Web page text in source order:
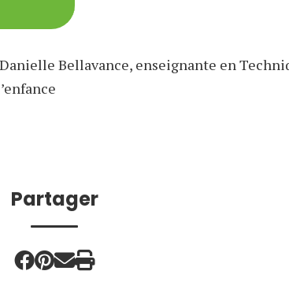
Danielle Bellavance, enseignante en
Partager